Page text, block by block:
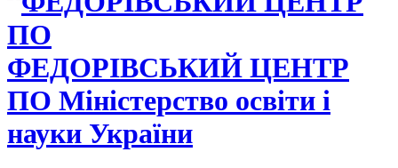
ФЕДОРІВСЬКИЙ ЦЕНТР
ПО Міністерство освіти і
науки України